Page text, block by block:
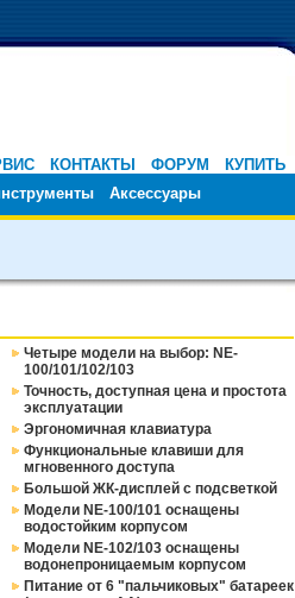
КОНТАКТЫ ФОРУМ
КУПИТЬ
Аксессуары
Четыре модели на выбор: NE-
100/101/102/103
Точность, доступная цена и простота
эксплуатации
Эргономичная клавиатура
Функциональные клавиши для
мгновенного доступа
Большой ЖК-дисплей с подсветкой
Модели NE-100/101 оснащены
водостойким корпусом
Модели NE-102/103 оснащены
водонепроницаемым корпусом
Питание от 6 "пальчиковых" батареек